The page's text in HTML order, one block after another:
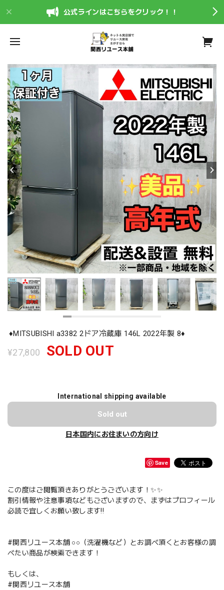
公式ラインはこちらをクリック！！
♦️MITSUBISHI a3382 2ドア冷蔵庫 146L 2022年製 8♦️
¥27,800 SOLD OUT
International shipping available
Sold out
日本国内にお住まいの方向け
Save
この度はご閲覧頂きありがとうございます！✨✨
割引情報や注意事項などもございますので、まずはプロフィール
必読で宜しくお願い致します‼️
#関西リユース本舗 ○○（洗濯機など）とお調べ頂くとお客様の調
べたい商品が検索できます！
もしくは、
#関西リユース本舗